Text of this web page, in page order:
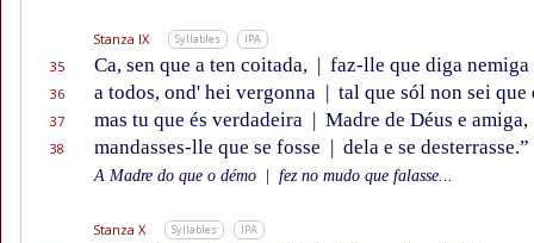
Stanza IX Syllables IPA
35 Ca, sen que a ten coitada, | faz-lle que diga nemiga
36 a todos, ond' hei vergonna | tal que sól non sei que
37 mas tu que és verdadeira | Madre de Déus e amiga,
38 mandasses-lle que se fosse | dela e se desterrasse.”
A Madre do que o démo fez no mudo que falasse...
Stanza X Syllables IPA